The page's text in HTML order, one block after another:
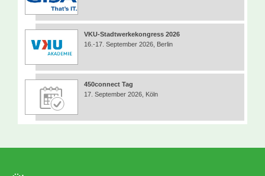
VKU-Stadtwerkekongress 2026
16.-17. September 2026, Berlin
450connect Tag
17. September 2026, Köln